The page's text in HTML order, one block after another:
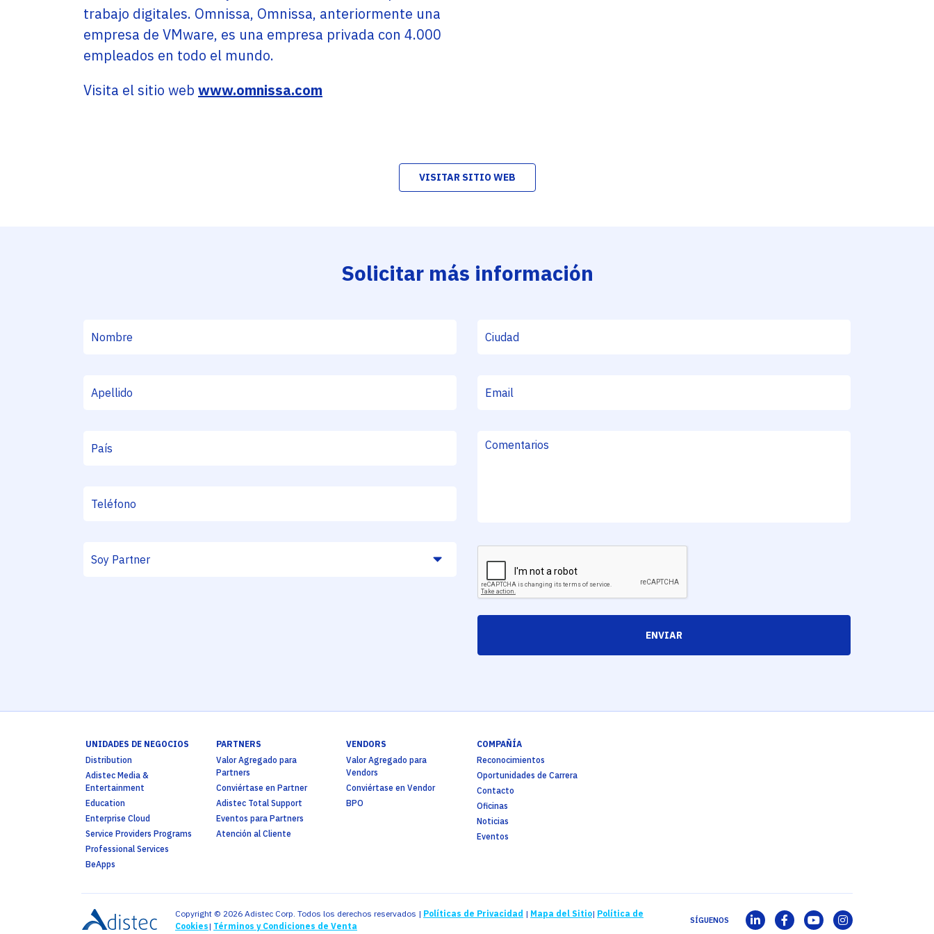
trabajo digitales. Omnissa, Omnissa, anteriormente una
empresa de VMware, es una empresa privada con 4.000
empleados en todo el mundo.
Visita el sitio web www.omnissa.com
VISITAR SITIO WEB
Solicitar más información
ENVIAR
UNIDADES DE NEGOCIOS
Distribution
Adistec Media &
Entertainment
Education
Enterprise Cloud
Service Providers Programs
Professional Services
BeApps
PARTNERS
Valor Agregado para
Partners
Conviértase en Partner
Adistec Total Support
Eventos para Partners
Atención al Cliente
VENDORS
Valor Agregado para
Vendors
Conviértase en Vendor
BPO
COMPAÑÍA
Reconocimientos
Oportunidades de Carrera
Contacto
Oficinas
Noticias
Eventos
Copyright © 2026 Adistec Corp. Todos los derechos reservados | Políticas de Privacidad | Mapa del Sitio| Política de
Cookies| Términos y Condiciones de Venta
SÍGUENOS